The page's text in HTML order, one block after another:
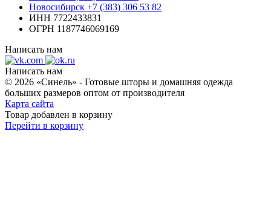
Новосибирск +7 (383) 306 53 82
ИНН 7722433831
ОГРН 1187746069169
Написать нам
Написать нам
© 2026 «Синель» - Готовые шторы и домашняя одежда
больших размеров оптом от производителя
Карта сайта
Товар добавлен в корзину
Перейти в корзину